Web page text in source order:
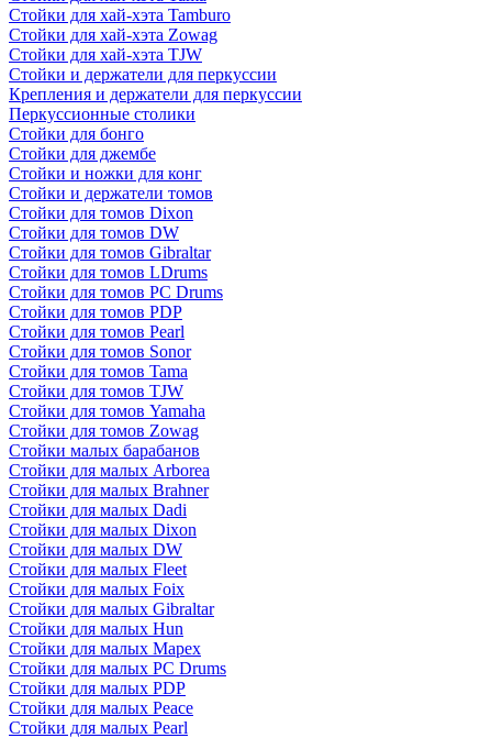
Стойки для хай-хэта Tamburo
Стойки для хай-хэта Zowag
Стойки для хай-хэта TJW
Стойки и держатели для перкуссии
Крепления и держатели для перкуссии
Перкуссионные столики
Стойки для бонго
Стойки для джембе
Стойки и ножки для конг
Стойки и держатели томов
Стойки для томов Dixon
Стойки для томов DW
Стойки для томов Gibraltar
Стойки для томов LDrums
Стойки для томов PC Drums
Стойки для томов PDP
Стойки для томов Pearl
Стойки для томов Sonor
Стойки для томов Tama
Стойки для томов TJW
Стойки для томов Yamaha
Стойки для томов Zowag
Стойки малых барабанов
Стойки для малых Arborea
Стойки для малых Brahner
Стойки для малых Dadi
Стойки для малых Dixon
Стойки для малых DW
Стойки для малых Fleet
Стойки для малых Foix
Стойки для малых Gibraltar
Стойки для малых Hun
Стойки для малых Mapex
Стойки для малых PC Drums
Стойки для малых PDP
Стойки для малых Peace
Стойки для малых Pearl